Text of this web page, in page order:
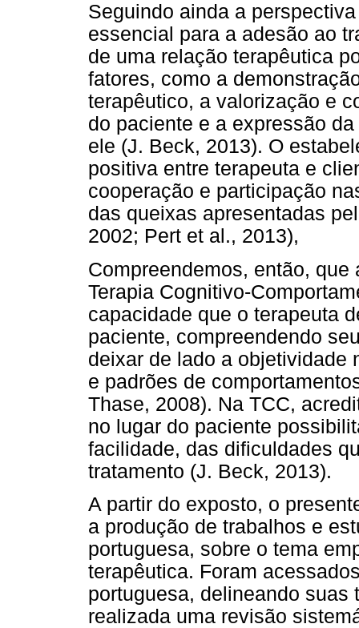
Seguindo ainda a
essencial para a adesão ao
de uma relação terapêutica
fatores, como a
terapêutico, a valorização e
do paciente e a expressão
ele (J. Beck, 2013). O
positiva entre terapeuta e
cooperação e participação
das queixas apresentadas
2002; Pert et al., 2013),
Compreendemos, então,
Terapia Cognitivo-
capacidade que o terapeuta
paciente, compreendendo
deixar de lado a objetividade
e padrões de
Thase, 2008). Na TCC,
no lugar do paciente
facilidade, das dificuldades
tratamento (J. Beck, 2013).
A partir do exposto, o
a produção de trabalhos e
portuguesa, sobre o tema
terapêutica. Foram
portuguesa, delineando
realizada uma revisão